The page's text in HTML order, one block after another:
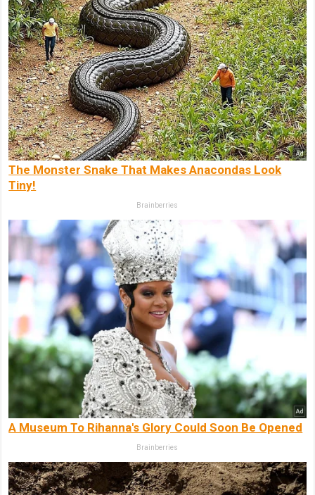
The Monster Snake That Makes Anacondas Look
Tiny!
Brainberries
A Museum To Rihanna's Glory Could Soon Be Opened
Brainberries